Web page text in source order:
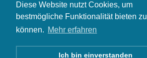
Diese Website nutzt Cookies, um
bestmögliche Funktionalität bieten zu
können. Mehr erfahren
Ich bin einverstanden